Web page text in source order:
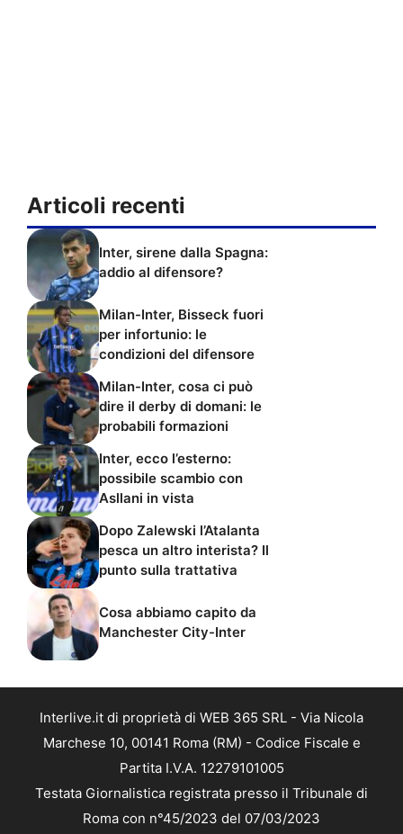
Articoli recenti
Inter, sirene dalla Spagna:
addio al difensore?
Milan-Inter, Bisseck fuori
per infortunio: le
condizioni del difensore
Milan-Inter, cosa ci può
dire il derby di domani: le
probabili formazioni
Inter, ecco l’esterno:
possibile scambio con
Asllani in vista
Dopo Zalewski l’Atalanta
pesca un altro interista? Il
punto sulla trattativa
Cosa abbiamo capito da
Manchester City-Inter
Interlive.it di proprietà di WEB 365 SRL - Via Nicola
Marchese 10, 00141 Roma (RM) - Codice Fiscale e
Partita I.V.A. 12279101005
Testata Giornalistica registrata presso il Tribunale di
Roma con n°45/2023 del 07/03/2023